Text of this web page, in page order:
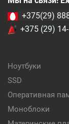
+375(29)
+375 (29)
Ноутбуки
SSD
Оперативная
Моноблоки